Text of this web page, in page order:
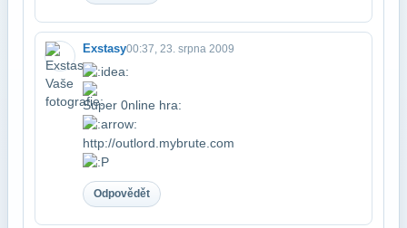
Exstasy00:37, 23. srpna 2009
Super 0nline hra:
​http://outlord.mybrute.com
Odpovědět